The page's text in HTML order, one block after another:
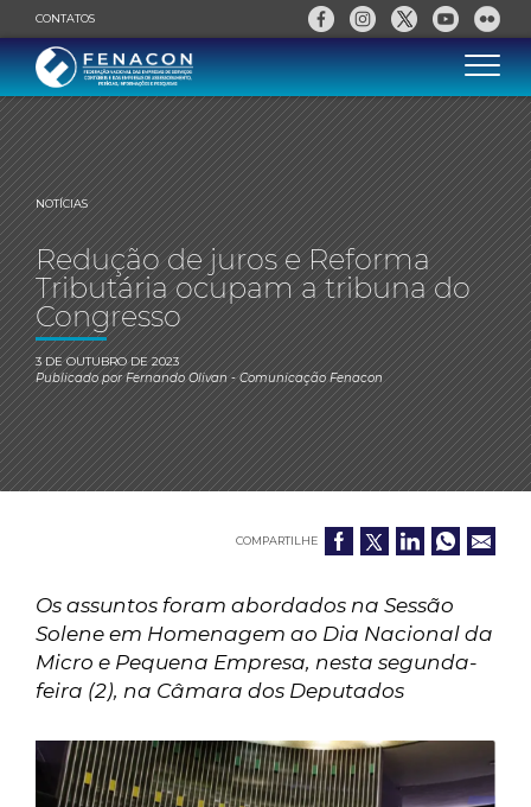
CONTATOS
NOTÍCIAS
Redução de juros e Reforma
Tributária ocupam a tribuna do
Congresso
3 DE OUTUBRO DE 2023
Publicado porFernando Olivan- Comunicação Fenacon
COMPARTILHE
Os assuntos foram abordados na Sessão
Solene em Homenagem ao Dia Nacional da
Micro e Pequena Empresa, nesta segunda-
feira (2), na Câmara dos Deputados